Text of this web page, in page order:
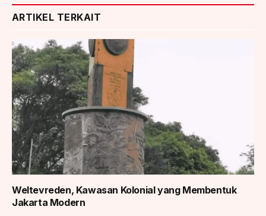
ARTIKEL TERKAIT
Weltevreden, Kawasan Kolonial yang Membentuk
Jakarta Modern